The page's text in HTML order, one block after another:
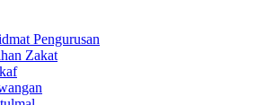
Pengurusan
Zakat